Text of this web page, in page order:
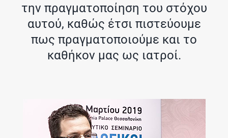
την πραγματοποίηση του στόχου
αυτού, καθώς έτσι πιστεύουμε
πως πραγματοποιούμε και το
καθήκον μας ως ιατροί.